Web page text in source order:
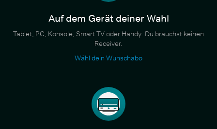
Auf dem Gerät deiner Wahl
Tablet, PC, Konsole, Smart TV oder Handy. Du brauchst keinen
Receiver.
Wähl dein Wunschabo